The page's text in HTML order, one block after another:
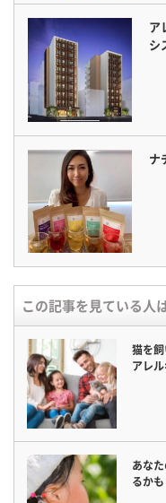
ア
シ
ナ
この記事を見ている人
猫を
アレ
あな
るか